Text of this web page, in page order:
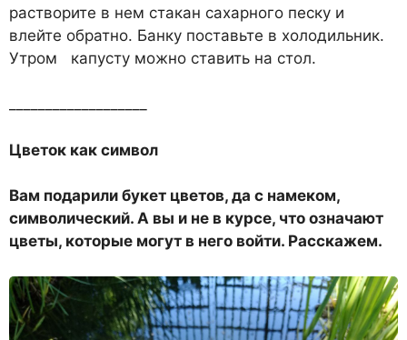
растворите в нем стакан сахарного песку и
влейте обратно. Банку поставьте в холодильник.
Утром капусту можно ставить на стол.
Цветок как символ
Вам подарили букет цветов, да с намеком,
символический. А вы и не в курсе, что означают
цветы, которые могут в него войти. Расскажем.